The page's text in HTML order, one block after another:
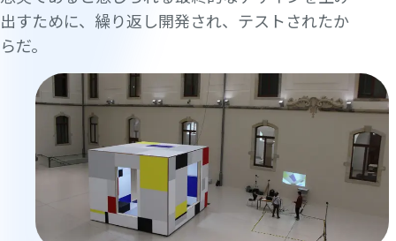
出すために、繰り返し開発され、テストされたか
らだ。